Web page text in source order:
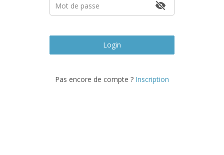
Login
Pas encore de compte ? Inscription